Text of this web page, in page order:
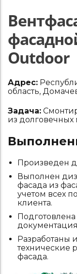
Outdoor
Адрес:
область,
Задача:
из долговечных
Произведен
Выполнен
фасада из
учетом всех
клиента.
документация
Разработаны
технические
фасада.